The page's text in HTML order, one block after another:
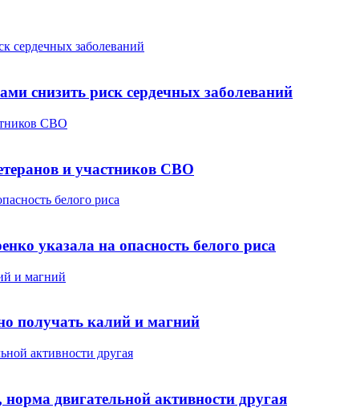
сердечных заболеваний
снизить риск сердечных заболеваний
СВО
и участников СВО
белого риса
указала на опасность белого риса
и магний
получать калий и магний
активности другая
двигательной активности другая